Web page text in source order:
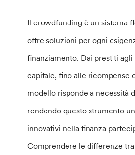
Il crowdfunding è un sistema
offre soluzioni per ogni
finanziamento. Dai prestiti
capitale, fino alle ricompense
modello risponde a necessità
rendendo questo strumento
innovativi nella finanza
Comprendere le differenze